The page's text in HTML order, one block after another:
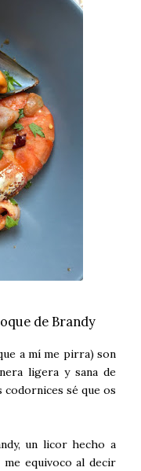
de Brandy
a mí me pirra) son
ligera y sana de
sé que os
un licor hecho a
me equivoco al decir